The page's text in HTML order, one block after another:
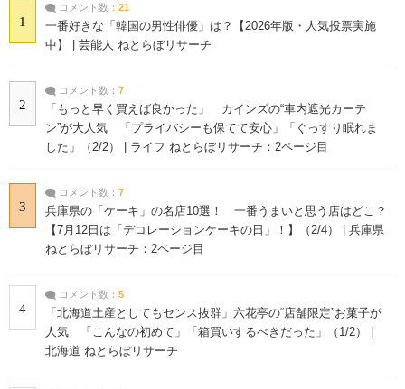
1
コメント数： 21
一番好きな「韓国の男性俳優」は？【2026年版・人気投票実施
中】 | 芸能人 ねとらぼリサーチ
2
コメント数： 7
「もっと早く買えば良かった」 カインズの“車内遮光カーテ
ン”が大人気 「プライバシーも保てて安心」「ぐっすり眠れま
した」（2/2） | ライフ ねとらぼリサーチ：2ページ目
3
コメント数： 7
兵庫県の「ケーキ」の名店10選！ 一番うまいと思う店はどこ？
【7月12日は「デコレーションケーキの日」！】（2/4） | 兵庫県
ねとらぼリサーチ：2ページ目
4
コメント数： 5
「北海道土産としてもセンス抜群」六花亭の“店舗限定”お菓子が
人気 「こんなの初めて」「箱買いするべきだった」（1/2） |
北海道 ねとらぼリサーチ